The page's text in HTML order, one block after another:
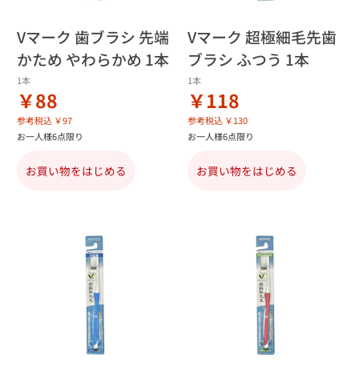
Vマーク 歯ブラシ 先端
かため やわらかめ 1本
1本
￥88
参考税込 ￥97
お一人様6点限り
お買い物をはじめる
Vマーク 超極細毛先歯
ブラシ ふつう 1本
1本
￥118
参考税込 ￥130
お一人様6点限り
お買い物をはじめる